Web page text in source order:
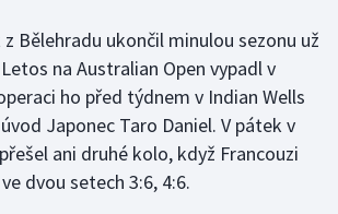
Bělehradu ukončil minulou sezonu už
na Australian Open vypadl v
ho před týdnem v Indian Wells
Japonec Taro Daniel. V pátek v
ani druhé kolo, když Francouzi
dvou setech 3:6, 4:6.